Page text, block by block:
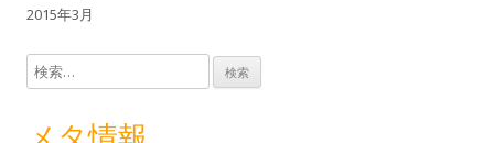
2015年3月
検索: